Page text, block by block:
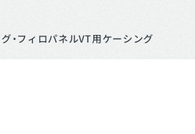
・フィロパネルVT用ケーシング